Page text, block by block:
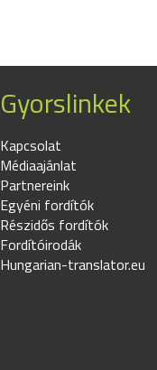
Gyorslinkek
Kapcsolat
Médiaajánlat
Partnereink
Egyéni fordítók
Részidős fordítók
Fordítóirodák
Hungarian-translator.eu